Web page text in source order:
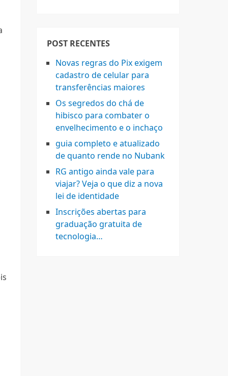
POST RECENTES
Novas regras do Pix exigem
cadastro de celular para
transferências maiores
Os segredos do chá de
hibisco para combater o
envelhecimento e o inchaço
guia completo e atualizado
de quanto rende no Nubank
RG antigo ainda vale para
viajar? Veja o que diz a nova
lei de identidade
Inscrições abertas para
graduação gratuita de
tecnologia…